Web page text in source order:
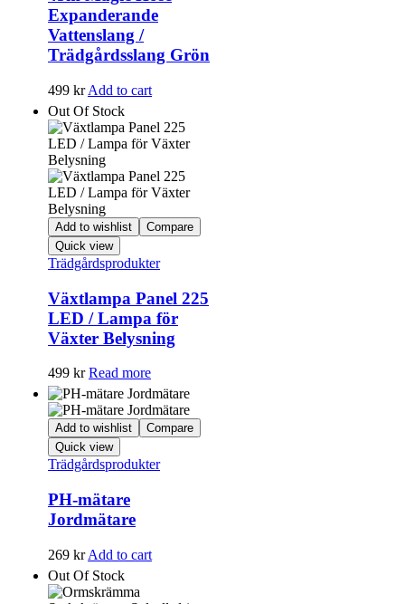
Expanderande
Vattenslang /
Trädgårdsslang Grön
499 kr Add to cart
Out Of Stock
Add to wishlist
Compare
Quick view
Trädgårdsprodukter
Växtlampa Panel 225
LED / Lampa för
Växter Belysning
499 kr Read more
Add to wishlist
Compare
Quick view
Trädgårdsprodukter
PH-mätare
Jordmätare
269 kr Add to cart
Out Of Stock